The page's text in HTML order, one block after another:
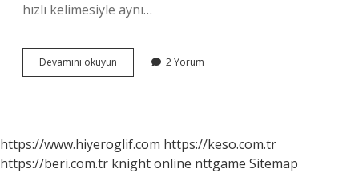
hızlı kelimesiyle aynı…
Devamını okuyun
Ve
2 Yorum
https://www.hiyeroglif.com https://keso.com.tr
https://beri.com.tr knight online nttgame Sitemap